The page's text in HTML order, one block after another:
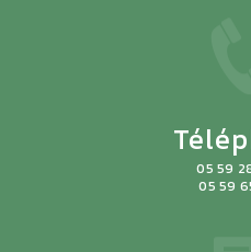
05 59
05 59